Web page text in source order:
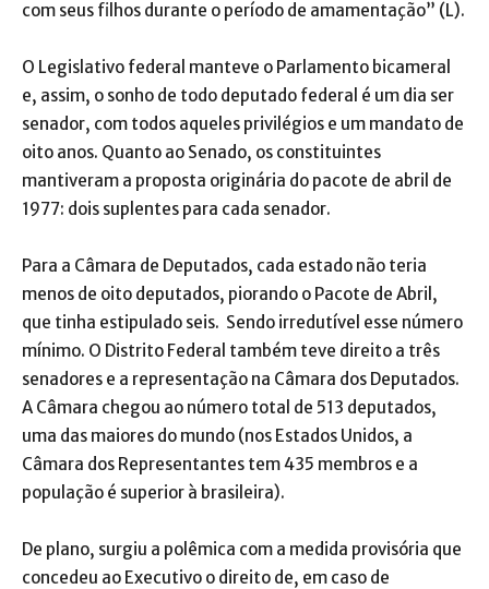
com seus filhos durante o período de amamentação” (L).
O Legislativo federal manteve o Parlamento bicameral
e, assim, o sonho de todo deputado federal é um dia ser
senador, com todos aqueles privilégios e um mandato de
oito anos. Quanto ao Senado, os constituintes
mantiveram a proposta originária do pacote de abril de
1977: dois suplentes para cada senador.
Para a Câmara de Deputados, cada estado não teria
menos de oito deputados, piorando o Pacote de Abril,
que tinha estipulado seis. Sendo irredutível esse número
mínimo. O Distrito Federal também teve direito a três
senadores e a representação na Câmara dos Deputados.
A Câmara chegou ao número total de 513 deputados,
uma das maiores do mundo (nos Estados Unidos, a
Câmara dos Representantes tem 435 membros e a
população é superior à brasileira).
De plano, surgiu a polêmica com a medida provisória que
concedeu ao Executivo o direito de, em caso de